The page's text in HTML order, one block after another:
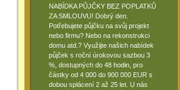
NABÍDKA PŮJČKY BEZ POPLATKŮ
ZA SMLOUVU! Dobrý den.
Potřebujete půjčku na svůj projekt
nebo firmu? Nebo na rekonstrukci
domu atd.? Využijte našich nabídek
půjček s roční úrokovou sazbou 3
%, dostupných do 48 hodin, pro
částky od 4 000 do 900 000 EUR s
dobou splácení 2 až 25 let. U nás